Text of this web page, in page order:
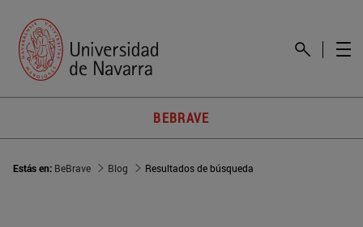
BEBRAVE
Estás en: BeBrave Blog Resultados de búsqueda